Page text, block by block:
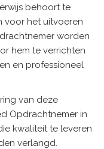
behoort te
voor het uitvoeren
worden
hem te verrichten
en professioneel
van deze
Opdrachtnemer in
kwaliteit te leveren
verlangd.